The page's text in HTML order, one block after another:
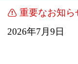
重要なお知ら
2026年7月9日